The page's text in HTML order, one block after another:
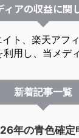
ィアの収益に関
ト、楽天アフ
利用し、当メデ
新着記事一覧
年の青色確定